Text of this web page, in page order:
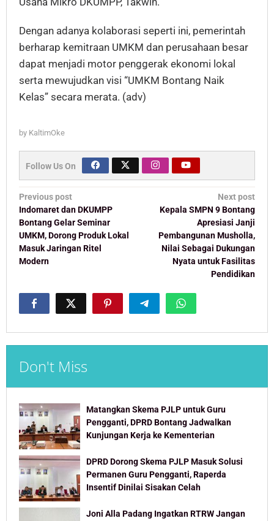
Dengan adanya kolaborasi seperti ini, pemerintah
berharap kemitraan UMKM dan perusahaan besar
dapat menjadi motor penggerak ekonomi lokal
serta mewujudkan visi “UMKM Bontang Naik
Kelas” secara merata. (adv)
by KaltimOke
Follow Us On
Post
navigation
Previous post
Indomaret dan DKUMPP
Bontang Gelar Seminar
UMKM, Dorong Produk Lokal
Masuk Jaringan Ritel
Modern
Next post
Kepala SMPN 9 Bontang
Apresiasi Janji
Pembangunan Musholla,
Nilai Sebagai Dukungan
Nyata untuk Fasilitas
Pendidikan
Don't Miss
Matangkan Skema PJLP untuk Guru
Pengganti, DPRD Bontang Jadwalkan
Kunjungan Kerja ke Kementerian
DPRD Dorong Skema PJLP Masuk Solusi
Permanen Guru Pengganti, Raperda
Insentif Dinilai Sisakan Celah
Joni Alla Padang Ingatkan RTRW Jangan